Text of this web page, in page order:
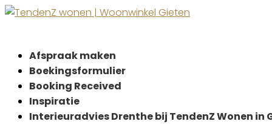
Afspraak maken
Boekingsformulier
Booking Received
Inspiratie
Interieuradvies Drenthe bij TendenZ Wonen in